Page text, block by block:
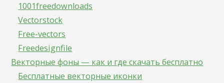
1001freedownloads
Vectorstock
Free-vectors
Freedesignfile
Векторные фоны — как и где скачать бесплатно
Бесплатные векторные иконки